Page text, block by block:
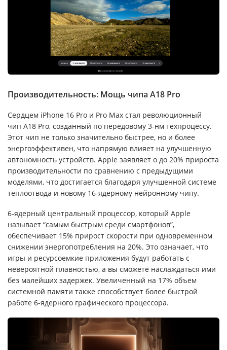
Производительность: Мощь чипа A18 Pro
Сердцем iPhone 16 Pro и Pro Max стал революционный
чип A18 Pro, созданный по передовому 3-нм техпроцессу.
Этот чип не только значительно быстрее, но и более
энергоэффективен, что напрямую влияет на улучшенную
автономность устройств. Apple заявляет о до 20% прироста
производительности по сравнению с предыдущими
моделями, что достигается благодаря улучшенной системе
теплоотвода и новому 16-ядерному нейронному чипу.
6-ядерный центральный процессор, который Apple
называет “самым быстрым среди смартфонов”,
обеспечивает 15% прирост скорости при одновременном
снижении энергопотребления на 20%. Это означает, что
игры и ресурсоемкие приложения будут работать с
невероятной плавностью, а вы сможете наслаждаться ими
без малейших задержек. Увеличенный на 17% объем
системной памяти также способствует более быстрой
работе 6-ядерного графического процессора.